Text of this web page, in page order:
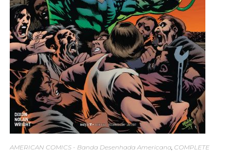
AMERICAN COMICS - Banda Desenhada Americana, COMPLETE